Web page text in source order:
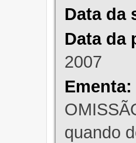
Data da
Data da
2007
Ementa:
quando